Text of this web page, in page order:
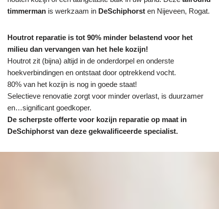
timmerman is werkzaam in DeSchiphorst en Nijeveen, Rogat.
Houtrot reparatie is tot 90% minder belastend voor het
milieu dan vervangen van het hele kozijn!
Houtrot zit (bijna) altijd in de onderdorpel en onderste
hoekverbindingen en ontstaat door optrekkend vocht.
80% van het kozijn is nog in goede staat!
Selectieve renovatie zorgt voor minder overlast, is duurzamer
en…significant goedkoper.
De scherpste offerte voor kozijn reparatie op maat in
DeSchiphorst van deze gekwalificeerde specialist.